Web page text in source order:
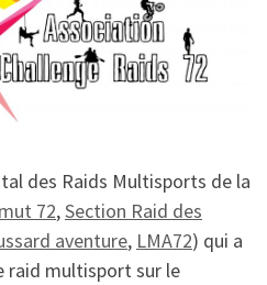
des Raids Multisports de la
72,Section Raid des
aventure, LMA72) qui a
raid multisport sur le